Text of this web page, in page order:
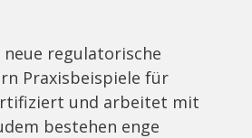
regulatorische
Praxisbeispiele für
und arbeitet mit
bestehen enge